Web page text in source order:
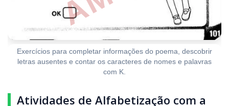
Exercícios para completar informações do poema, descobrir
letras ausentes e contar os caracteres de nomes e palavras
com K.
Atividades de Alfabetização com a